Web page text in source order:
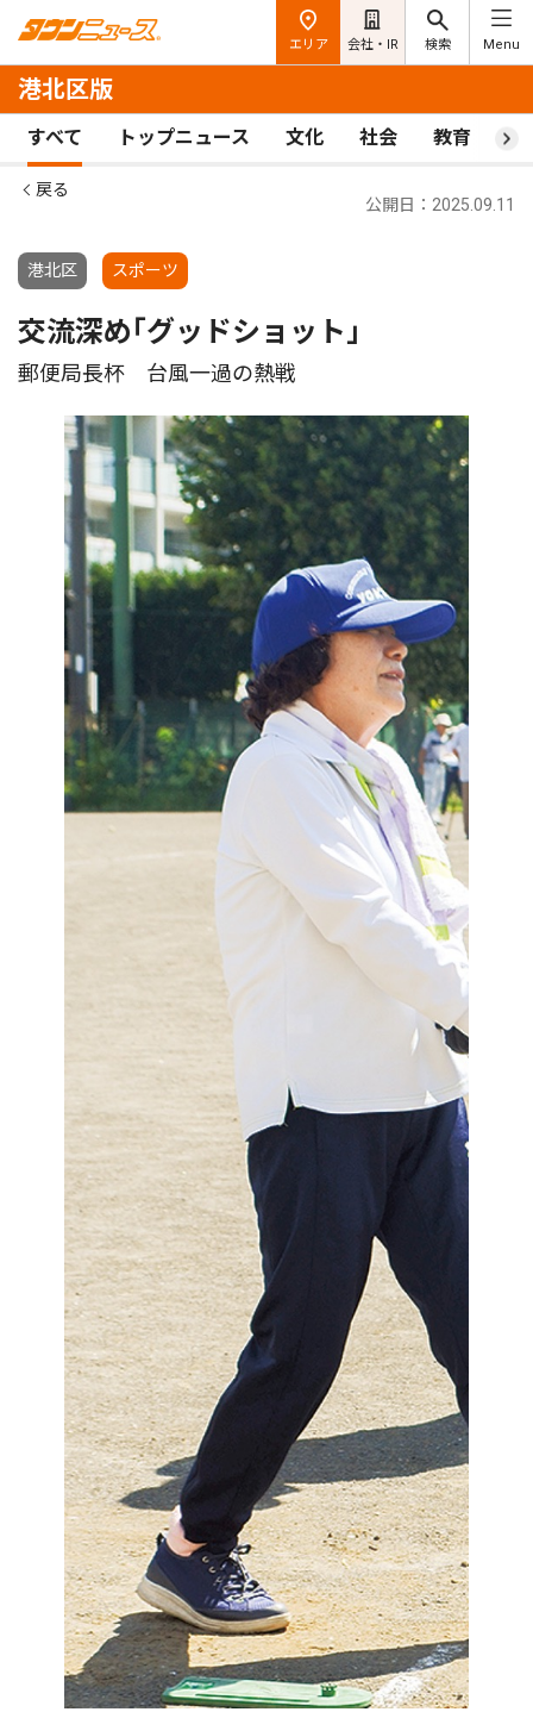
エリア 会社・IR 検索 Menu
港北区版
すべて トップニュース 文化 社会 教育 ス
戻る
港北区 スポーツ
公開日：2025.09.11
交流深め｢グッドショット｣
郵便局長杯 台風一過の熱戦